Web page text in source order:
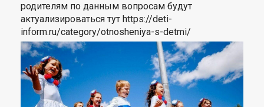
родителям по данным вопросам будут
актуализироваться тут https://deti-
inform.ru/category/otnosheniya-s-detmi/